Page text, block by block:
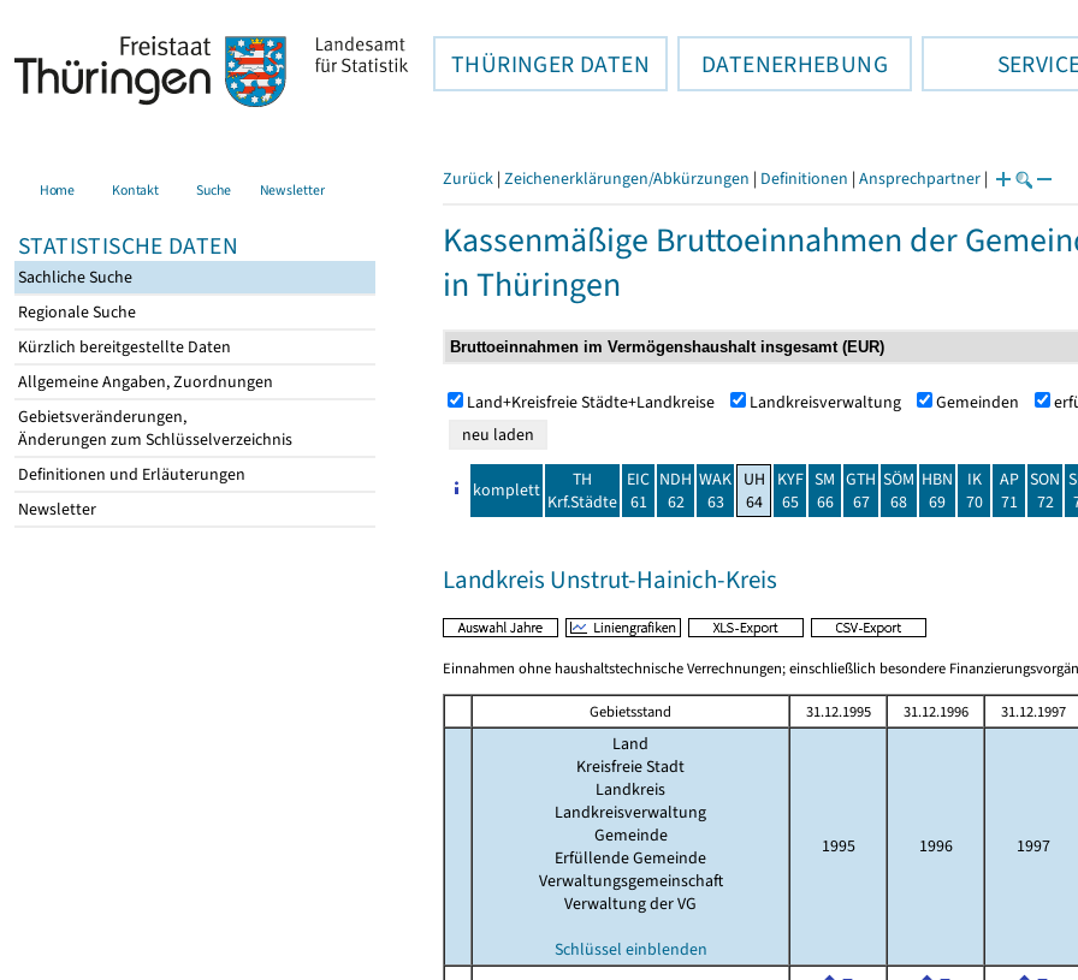
THÜRINGER DATEN DATENERHEBUNG
Home Kontakt Suche Newsletter
STATISTISCHE DATEN
Sachliche Suche
Regionale Suche
Kürzlich bereitgestellte Daten
Allgemeine Angaben, Zuordnungen
Gebietsveränderungen,
Änderungen zum Schlüsselverzeichnis
Definitionen und Erläuterungen
Newsletter
Zurück | Zeichenerklärungen/Abkürzungen | Definitionen | Ansprechpartner |
Kassenmäßige Bruttoeinnahmen der
in Thüringen
Land+Kreisfreie Städte+Landkreise Landkreisverwaltung Gemeinden
komplett
TH
Krf.Städte
EIC
61
NDH
62
WAK
63
UH
64
KYF
65
SM
66
GTH
67
SÖM
68
HBN
69
IK
70
AP
71
SON
72
Landkreis Unstrut-Hainich-Kreis
Einnahmen ohne haushaltstechnische Verrechnungen; einschließlich besondere
Gebietsstand 31.12.1995 31.12.1996 31.12.1997
Land
Kreisfreie Stadt
Landkreis
Landkreisverwaltung
Gemeinde
Erfüllende Gemeinde
Verwaltungsgemeinschaft
Verwaltung der VG
Schlüssel einblenden
1995 1996 1997